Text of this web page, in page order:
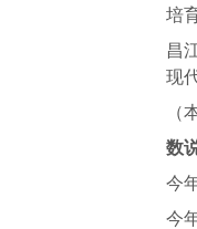
培
昌
现
（
数
今
今